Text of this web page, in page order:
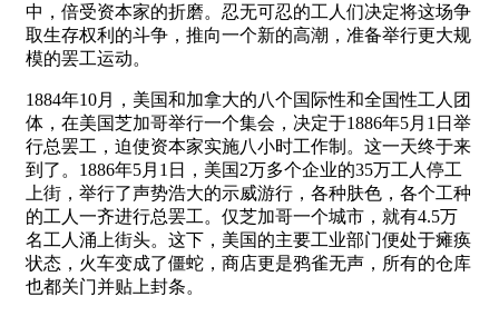
中，倍受资本家的折磨。忍无可忍的工人们决定将这场争
取生存权利的斗争，推向一个新的高潮，准备举行更大规
模的罢工运动。
1884年10月，美国和加拿大的八个国际性和全国性工人团
体，在美国芝加哥举行一个集会，决定于1886年5月1日举
行总罢工，迫使资本家实施八小时工作制。这一天终于来
到了。1886年5月1日，美国2万多个企业的35万工人停工
上街，举行了声势浩大的示威游行，各种肤色，各个工种
的工人一齐进行总罢工。仅芝加哥一个城市，就有4.5万
名工人涌上街头。这下，美国的主要工业部门便处于瘫痪
状态，火车变成了僵蛇，商店更是鸦雀无声，所有的仓库
也都关门并贴上封条。